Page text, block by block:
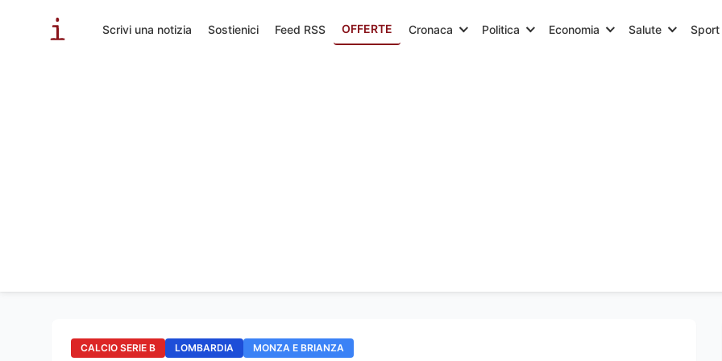
Scrivi una notizia Sostienici Feed RSS OFFERTE Cronaca Politica Economia Salute Sport
CALCIO SERIE B LOMBARDIA MONZA E BRIANZA